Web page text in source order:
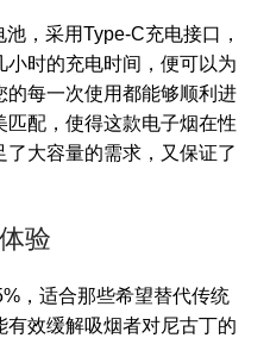
，采用Type-C充电接口，
时的充电时间，便可以为
每一次使用都能够顺利进
配，使得这款电子烟在性
大容量的需求，又保证了
验
，适合那些希望替代传统
效缓解吸烟者对尼古丁的